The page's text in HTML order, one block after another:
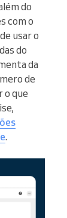
do
com o
usar o
do
da
de
o que
.